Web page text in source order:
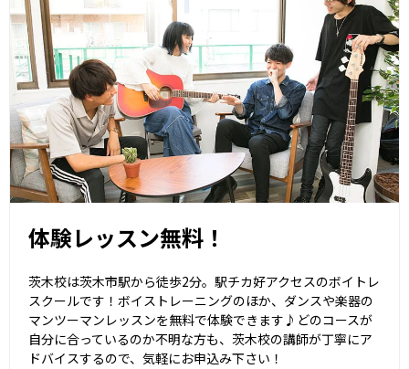
体験レッスン無料！
茨木校は茨木市駅から徒歩2分。駅チカ好アクセスのボイトレ
スクールです！ボイストレーニングのほか、ダンスや楽器の
マンツーマンレッスンを無料で体験できます♪どのコースが
自分に合っているのか不明な方も、茨木校の講師が丁寧にア
ドバイスするので、気軽にお申込み下さい！